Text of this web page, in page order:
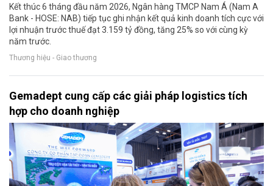
Kết thúc 6 tháng đầu năm 2026, Ngân hàng TMCP Nam Á (Nam A
Bank - HOSE: NAB) tiếp tục ghi nhận kết quả kinh doanh tích cực với
lợi nhuận trước thuế đạt 3.159 tỷ đồng, tăng 25% so với cùng kỳ
năm trước.
Thương hiệu - Giao thương
Gemadept cung cấp các giải pháp logistics tích
hợp cho doanh nghiệp